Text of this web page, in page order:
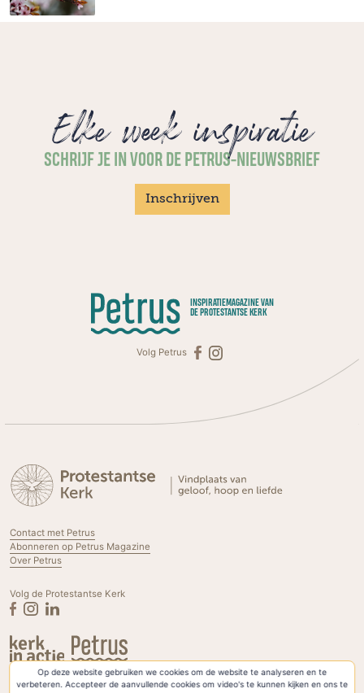
Op deze website gebruiken we cookies om de website te analyseren en te
verbeteren. Accepteer de aanvullende cookies om video's te kunnen kijken en ons te
Elke week inspiratie
SCHRIJF JE IN VOOR DE PETRUS-NIEUWSBRIEF
Inschrijven
INSPIRATIEMAGAZINE VAN
DE PROTESTANTSE KERK
Volg Petrus
Contact met Petrus
Abonneren op Petrus Magazine
Over Petrus
Volg de Protestantse Kerk
Privacyverklaring & Cookies